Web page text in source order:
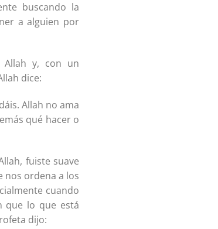
buscando la
a alguien por
Allah y, con un
dice:
Allah no ama
qué hacer o
fuiste suave
nos ordena a los
cuando
que lo que está
dijo: